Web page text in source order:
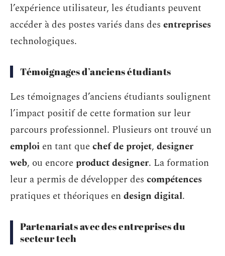
l’expérience utilisateur, les étudiants peuvent
accéder à des postes variés dans des entreprises
technologiques.
Témoignages d’anciens étudiants
Les témoignages d’anciens étudiants soulignent
l’impact positif de cette formation sur leur
parcours professionnel. Plusieurs ont trouvé un
emploi en tant quechef de projet, designer
web, ou encoreproduct designer. La formation
leur a permis de développer des compétences
pratiques et théoriques endesign digital.
Partenariats avec des entreprises du
secteur tech